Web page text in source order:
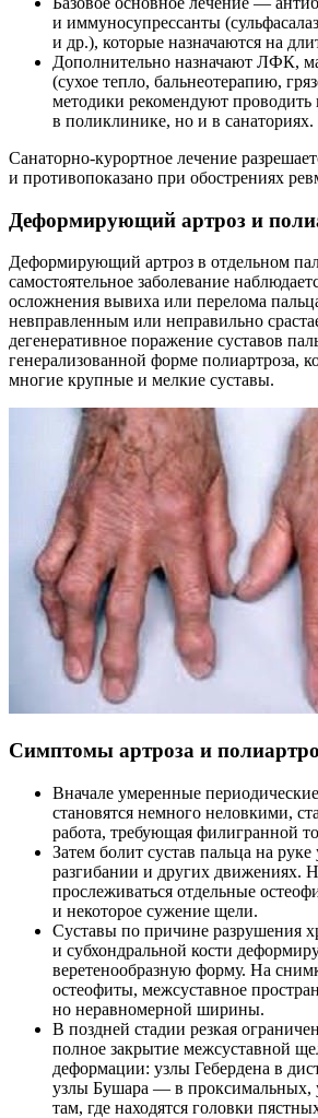
и иммуносупрессанты
и др.), которые назначаются на
Дополнительно назначают ЛФК,
(сухое тепло, бальнеотерапию,
методики рекомендуют проводить
в поликлинике, но и в санаториях.
Санаторно-курортное лечение
и противопоказано при обострениях
Деформирующий артроз и
Деформирующий артроз в отдельном
самостоятельное заболевание
осложнения вывиха или перелома
невправленным или неправильно
дегенеративное поражение суставов
генерализованной форме полиартроза,
многие крупные и мелкие суставы.
Симптомы артроза и
Вначале умеренные
становятся немного неловкими,
работа, требующая филигранной
Затем болит сустав пальца на
разгибании и других движениях.
прослеживаться отдельные
и некоторое сужение щели.
Суставы по причине разрушения
и субхондральной кости
веретенообразную форму. На
остеофиты, межсуставное
но неравномерной ширины.
В поздней стадии резкая
полное закрытие межсуставной
деформации: узлы Гебердена в
узлы Бушара — в проксимальных,
там, где находятся головки